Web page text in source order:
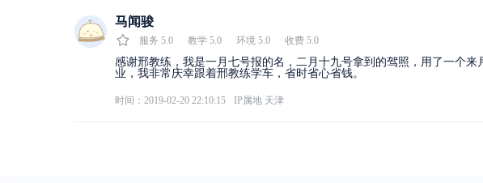
马闻骏
服务 5.0 教学 5.0 环境 5.0 收费 5.0
感谢邢教练，我是一月七号报的名，二月十九号拿到的驾照，用了一个
业，我非常庆幸跟着邢教练学车，省时省心省钱。
时间：2019-02-20 22:10:15 IP属地 天津